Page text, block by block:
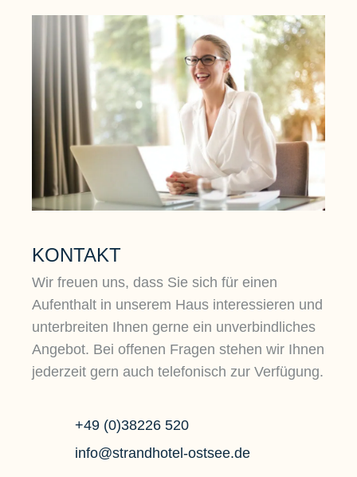
KONTAKT
Wir freuen uns, dass Sie sich für einen
Aufenthalt in unserem Haus interessieren und
unterbreiten Ihnen gerne ein unverbindliches
Angebot. Bei offenen Fragen stehen wir Ihnen
jederzeit gern auch telefonisch zur Verfügung.
+49 (0)38226 520
info@strandhotel-ostsee.de